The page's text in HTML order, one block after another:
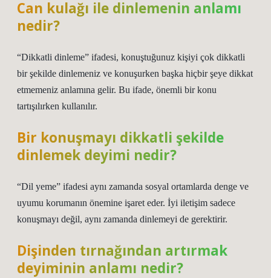
Can kulağı ile dinlemenin anlamı
nedir?
“Dikkatli dinleme” ifadesi, konuştuğunuz kişiyi çok dikkatli
bir şekilde dinlemeniz ve konuşurken başka hiçbir şeye dikkat
etmemeniz anlamına gelir. Bu ifade, önemli bir konu
tartışılırken kullanılır.
Bir konuşmayı dikkatli şekilde
dinlemek deyimi nedir?
“Dil yeme” ifadesi aynı zamanda sosyal ortamlarda denge ve
uyumu korumanın önemine işaret eder. İyi iletişim sadece
konuşmayı değil, aynı zamanda dinlemeyi de gerektirir.
Dişinden tırnağından artırmak
deyiminin anlamı nedir?